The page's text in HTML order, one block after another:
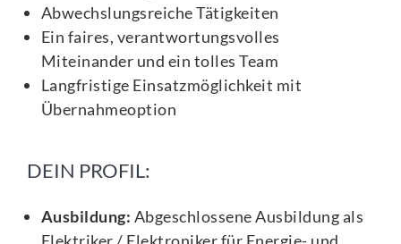
Abwechslungsreiche Tätigkeiten
Ein faires, verantwortungsvolles
Miteinander und ein tolles Team
Langfristige Einsatzmöglichkeit mit
Übernahmeoption
DEIN PROFIL:
Ausbildung: Abgeschlossene Ausbildung als